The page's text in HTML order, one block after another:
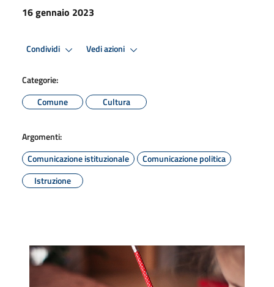
16 gennaio 2023
Condividi Vedi azioni
Categorie:
Comune
Cultura
Argomenti:
Comunicazione istituzionale
Comunicazione politica
Istruzione